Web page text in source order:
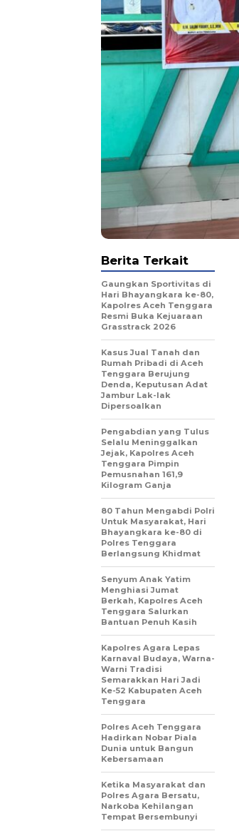
Berita Terkait
Gaungkan Sportivitas di
Hari Bhayangkara ke-80,
Kapolres Aceh Tenggara
Resmi Buka Kejuaraan
Grasstrack 2026
Kasus Jual Tanah dan
Rumah Pribadi di Aceh
Tenggara Berujung
Denda, Keputusan Adat
Jambur Lak-lak
Dipersoalkan
Pengabdian yang Tulus
Selalu Meninggalkan
Jejak, Kapolres Aceh
Tenggara Pimpin
Pemusnahan 161,9
Kilogram Ganja
80 Tahun Mengabdi Polri
Untuk Masyarakat, Hari
Bhayangkara ke-80 di
Polres Tenggara
Berlangsung Khidmat
Senyum Anak Yatim
Menghiasi Jumat
Berkah, Kapolres Aceh
Tenggara Salurkan
Bantuan Penuh Kasih
Kapolres Agara Lepas
Karnaval Budaya, Warna-
Warni Tradisi
Semarakkan Hari Jadi
Ke-52 Kabupaten Aceh
Tenggara
Polres Aceh Tenggara
Hadirkan Nobar Piala
Dunia untuk Bangun
Kebersamaan
Ketika Masyarakat dan
Polres Agara Bersatu,
Narkoba Kehilangan
Tempat Bersembunyi